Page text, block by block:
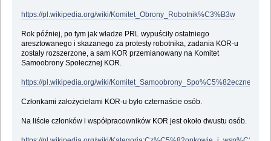
https://pl.wikipedia.org/wiki/Komitet_Obrony_Robotnik%C3%B3w
Rok później, po tym jak władze PRL wypuściły ostatniego
aresztowanego i skazanego za protesty robotnika, zadania KOR-u
zostały rozszerzone, a sam KOR przemianowany na Komitet
Samoobrony Społecznej KOR.
https://pl.wikipedia.org/wiki/
Członkami założycielami KOR-u było czternaście osób.
Na liście członków i współpracowników KOR jest około dwustu osób.